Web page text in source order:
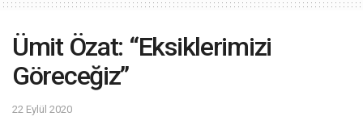
Ümit Özat: “Eksiklerimizi
Göreceğiz”
22 Eylül 2020